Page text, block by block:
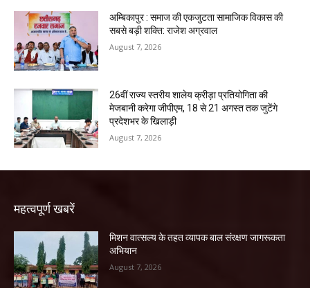
अम्बिकापुर : समाज की एकजुटता सामाजिक विकास की
सबसे बड़ी शक्ति: राजेश अग्रवाल
August 7, 2026
26वीं राज्य स्तरीय शालेय क्रीड़ा प्रतियोगिता की
मेजबानी करेगा जीपीएम, 18 से 21 अगस्त तक जुटेंगे
प्रदेशभर के खिलाड़ी
August 7, 2026
महत्वपूर्ण खबरें
मिशन वात्सल्य के तहत व्यापक बाल संरक्षण जागरूकता
अभियान
August 7, 2026